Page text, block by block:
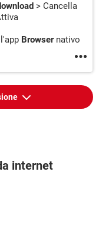
> Cancella
Browsernativo
internet